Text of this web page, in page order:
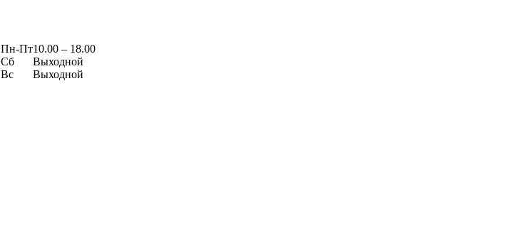
Пн-Пт10.00 – 18.00
Сб
Выходной
Вс
Выходной